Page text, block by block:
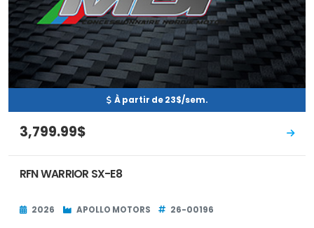
À partir de 23$/sem.
3,799.99$
RFN WARRIOR SX-E8
2026 APOLLO MOTORS 26-00196